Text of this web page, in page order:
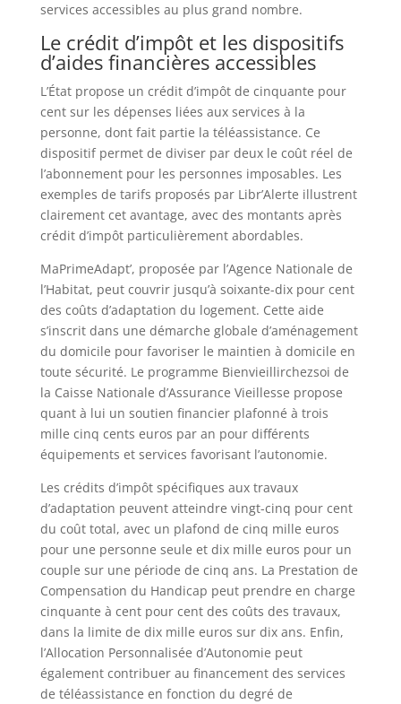
services accessibles au plus grand nombre.
Le crédit d’impôt et les dispositifs
d’aides financières accessibles
L’État propose un crédit d’impôt de cinquante pour
cent sur les dépenses liées aux services à la
personne, dont fait partie la téléassistance. Ce
dispositif permet de diviser par deux le coût réel de
l’abonnement pour les personnes imposables. Les
exemples de tarifs proposés par Libr’Alerte illustrent
clairement cet avantage, avec des montants après
crédit d’impôt particulièrement abordables.
MaPrimeAdapt’, proposée par l’Agence Nationale de
l’Habitat, peut couvrir jusqu’à soixante-dix pour cent
des coûts d’adaptation du logement. Cette aide
s’inscrit dans une démarche globale d’aménagement
du domicile pour favoriser le maintien à domicile en
toute sécurité. Le programme Bienvieillirchezsoi de
la Caisse Nationale d’Assurance Vieillesse propose
quant à lui un soutien financier plafonné à trois
mille cinq cents euros par an pour différents
équipements et services favorisant l’autonomie.
Les crédits d’impôt spécifiques aux travaux
d’adaptation peuvent atteindre vingt-cinq pour cent
du coût total, avec un plafond de cinq mille euros
pour une personne seule et dix mille euros pour un
couple sur une période de cinq ans. La Prestation de
Compensation du Handicap peut prendre en charge
cinquante à cent pour cent des coûts des travaux,
dans la limite de dix mille euros sur dix ans. Enfin,
l’Allocation Personnalisée d’Autonomie peut
également contribuer au financement des services
de téléassistance en fonction du degré de